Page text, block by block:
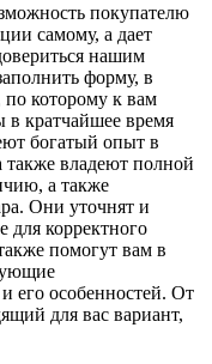
покупателю
самому, а дает
нашим
форму, в
по которому к вам
кратчайшее время
богатый опыт в
владеют полной
а также
Они уточнят и
для корректного
помогут вам в
его особенностей. От
для вас вариант,